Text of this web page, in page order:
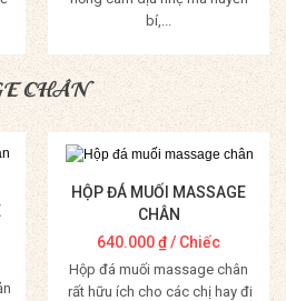
bí,...
Mua Hàng
CHÂN
HỘP ĐÁ MUỐI MASSAGE
CHÂN
640.000₫/ Chiếc
Hộp đá muối massage chân
rất hữu ích cho các chị hay đi